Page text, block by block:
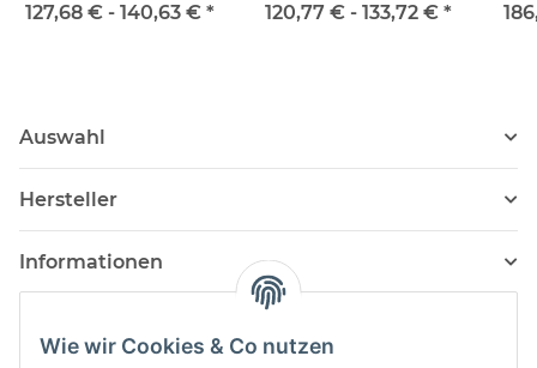
Wie wir Cookies & Co nutzen
life von Giesser
127,68 € - 140,63 € *
von Giesser
120,77 € - 133,72 € *
Auswahl
Hersteller
Informationen